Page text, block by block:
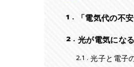
1
「電気代の不
2
光が電気にな
2.1
光子と電子